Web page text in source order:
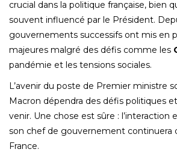
crucial dans la politique française, bien
souvent influencé par le Président.
gouvernements successifs ont mis en
majeures malgré des défis comme les
pandémie et les tensions sociales.
L’avenir du poste de Premier ministre
Macron dépendra des défis politiques
venir. Une chose est sûre : l’interaction
son chef de gouvernement continuera
France.